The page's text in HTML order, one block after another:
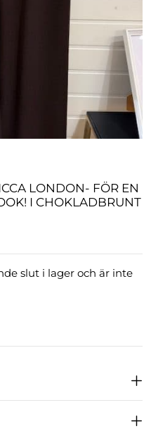
LONDON- FÖR EN
I CHOKLADBRUNT
slut i lager och är inte